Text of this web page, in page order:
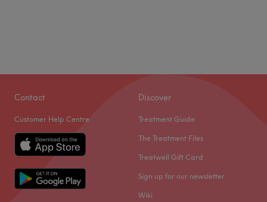
Contact
Customer Help Centre
Discover
Treatment Guide
The Treatment Files
Treatwell Gift Card
Sign up for our newsletter
Wiki